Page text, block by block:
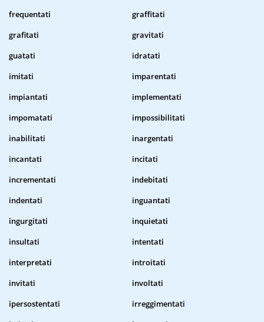
frequentati
graffitati
grafitati
gravitati
guatati
idratati
imitati
imparentati
impiantati
implementati
impomatati
impossibilitati
inabilitati
inargentati
incantati
incitati
incrementati
indebitati
indentati
inguantati
ingurgitati
inquietati
insultati
intentati
interpretati
introitati
invitati
involtati
ipersostentati
irreggimentati